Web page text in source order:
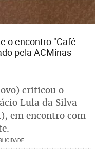
o encontro "Café
pela ACMinas
criticou o
Lula da Silva
em encontro com